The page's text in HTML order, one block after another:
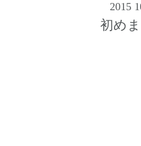
2015
初め